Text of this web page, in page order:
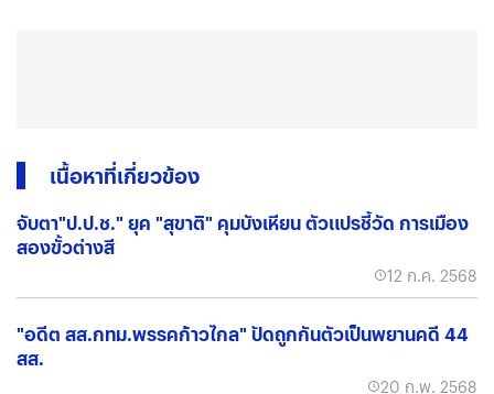
เนื้อหาที่เกี่ยวข้อง
จับตา"ป.ป.ช." ยุค "สุขาติ" คุมบังเหียน ตัวแปรชี้วัด การเมือง
สองขั้วต่างสี
12 ก.ค. 2568
"อดีต สส.กทม.พรรคก้าวไกล" ปัดถูกกันตัวเป็นพยานคดี 44
สส.
20 ก.พ. 2568